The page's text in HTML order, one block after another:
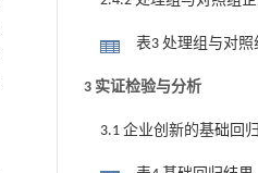
表3 处理组与对
（平均值）
3 实证检验与分析
3.1 企业创新的基础回归